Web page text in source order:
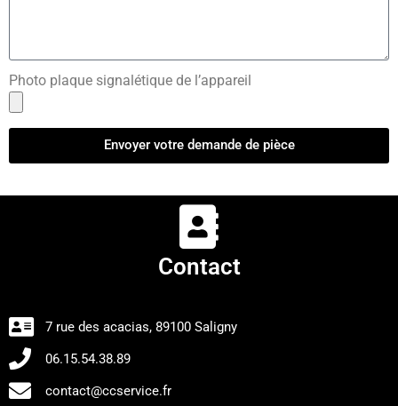
Photo plaque signalétique de l’appareil
Envoyer votre demande de pièce
Contact
7 rue des acacias, 89100 Saligny
06.15.54.38.89
contact@ccservice.fr